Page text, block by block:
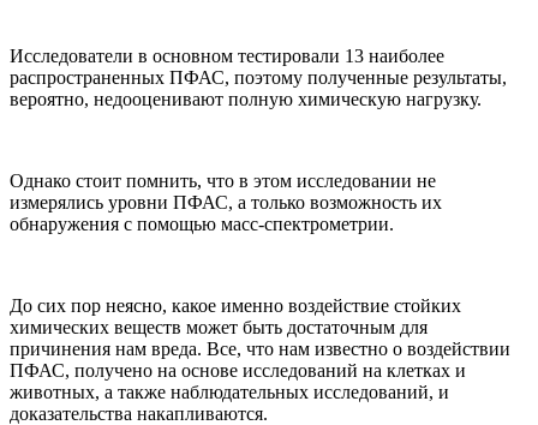
Исследователи в основном тестировали 13 наиболее
распространенных ПФАС, поэтому полученные результаты,
вероятно, недооценивают полную химическую нагрузку.
Однако стоит помнить, что в этом исследовании не
измерялись уровни ПФАС, а только возможность их
обнаружения с помощью масс-спектрометрии.
До сих пор неясно, какое именно воздействие стойких
химических веществ может быть достаточным для
причинения нам вреда. Все, что нам известно о воздействии
ПФАС, получено на основе исследований на клетках и
животных, а также наблюдательных исследований, и
доказательства накапливаются.